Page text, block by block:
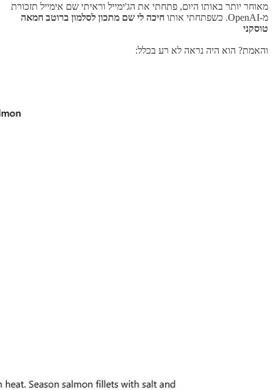
מאוחר יותר באותו היום, פתחתי את הג'ימייל וראיתי שם אימייל תזכורת
מ-OpenAI. כשפתחתי אותו
חיכה לי שם מתכון לסלמון ברוטב חמאה
טוסקני
והאמת? הוא היה נראה לא רע בכלל: